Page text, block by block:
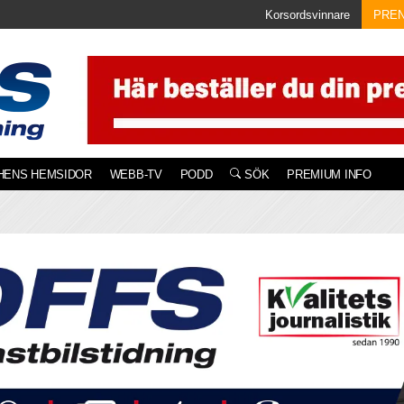
Korsordsvinnare
HEMSIDOR WEBB-TV PODD SÖK PREMIUM INFO